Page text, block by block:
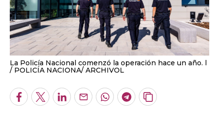
La Policía Nacional comenzó la operación hace un año. l
POLICÍA NACIONA/ ARCHIVOL
Facebook
TwitterLinkedInEnviarWhatsapp
Telegram
Copiar